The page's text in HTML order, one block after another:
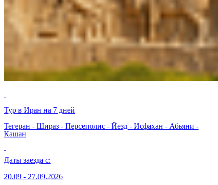
Тур в Иран на 7 дней
Тегеран - Шираз - Персеполис - Йезд - Исфахан - Абьяни -
Кашан
Даты заезда с:
20.09 - 27.09.2026